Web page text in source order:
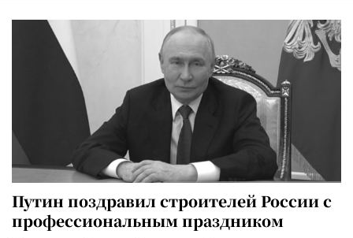
Путин поздравил строителей России с
профессиональным праздником